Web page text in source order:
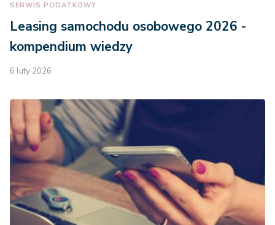
SERWIS PODATKOWY
Leasing samochodu osobowego 2026 -
kompendium wiedzy
6 luty 2026